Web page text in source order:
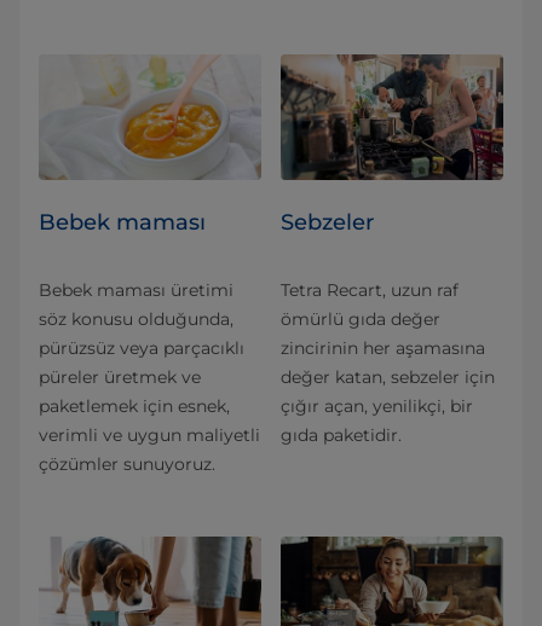
Bebek maması
Bebek maması üretimi
söz konusu olduğunda,
pürüzsüz veya parçacıklı
püreler üretmek ve
paketlemek için esnek,
verimli ve uygun maliyetli
çözümler sunuyoruz.
Sebzeler
Tetra Recart, uzun raf
ömürlü gıda değer
zincirinin her aşamasına
değer katan, sebzeler için
çığır açan, yenilikçi, bir
gıda paketidir.